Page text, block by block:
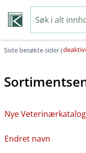
Siste besøkte sider (
Nye
Endret navn